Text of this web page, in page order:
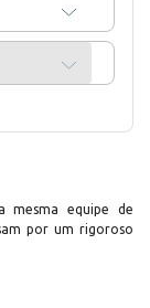
mesma equipe de
por um rigoroso